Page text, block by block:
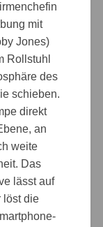
mit
Jones)
Rollstuhl
des
schieben.
direkt
an
weite
Das
lässt auf
löst die